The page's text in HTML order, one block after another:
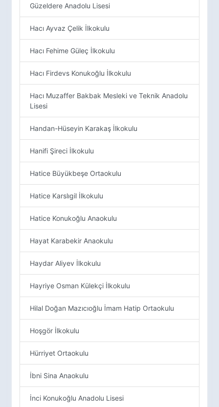
Güzeldere Anadolu Lisesi
Hacı Ayvaz Çelik İlkokulu
Hacı Fehime Güleç İlkokulu
Hacı Firdevs Konukoğlu İlkokulu
Hacı Muzaffer Bakbak Mesleki ve Teknik Anadolu
Lisesi
Handan-Hüseyin Karakaş İlkokulu
Hanifi Şireci İlkokulu
Hatice Büyükbeşe Ortaokulu
Hatice Karslıgil İlkokulu
Hatice Konukoğlu Anaokulu
Hayat Karabekir Anaokulu
Haydar Aliyev İlkokulu
Hayriye Osman Külekçi İlkokulu
Hilal Doğan Mazıcıoğlu İmam Hatip Ortaokulu
Hoşgör İlkokulu
Hürriyet Ortaokulu
İbni Sina Anaokulu
İnci Konukoğlu Anadolu Lisesi